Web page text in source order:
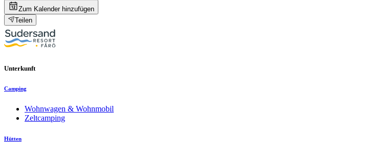
Zum Kalender hinzufügen
Teilen
Unterkunft
Camping
Wohnwagen & Wohnmobil
Zeltcamping
Hütten